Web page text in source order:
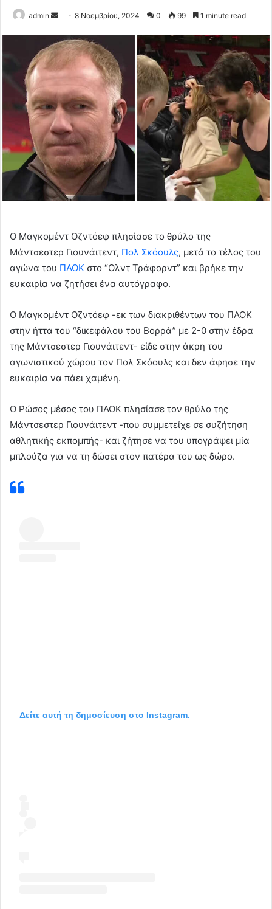
admin
Send
email
8 Νοεμβρίου, 2024 0 99 1 minute read
Ο Μαγκομέντ Οζντόεφ πλησίασε το θρύλο της
Μάντσεστερ Γιουνάιτεντ, Πολ Σκόουλς, μετά το τέλος του
αγώνα του ΠΑΟΚ στο “Ολντ Τράφορντ” και βρήκε την
ευκαιρία να ζητήσει ένα αυτόγραφο.
Ο Μαγκομέντ Οζντόεφ -εκ των διακριθέντων του ΠΑΟΚ
στην ήττα του “δικεφάλου του Βορρά” με 2-0 στην έδρα
της Μάντσεστερ Γιουνάιτεντ- είδε στην άκρη του
αγωνιστικού χώρου τον Πολ Σκόουλς και δεν άφησε την
ευκαιρία να πάει χαμένη.
Ο Ρώσος μέσος του ΠΑΟΚ πλησίασε τον θρύλο της
Μάντσεστερ Γιουνάιτεντ -που συμμετείχε σε συζήτηση
αθλητικής εκπομπής- και ζήτησε να του υπογράψει μία
μπλούζα για να τη δώσει στον πατέρα του ως δώρο.
Δείτε αυτή τη δημοσίευση στο Instagram.